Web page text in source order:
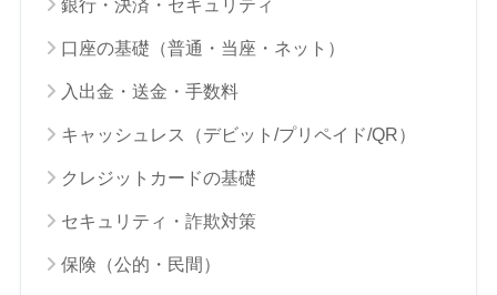
銀行・決済・セキュリティ
口座の基礎（普通・当座・ネット）
入出金・送金・手数料
キャッシュレス（デビット/プリペイド/QR）
クレジットカードの基礎
セキュリティ・詐欺対策
保険（公的・民間）